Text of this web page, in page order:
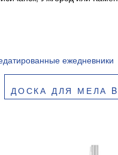
ежедневники
ДОСКА ДЛЯ МЕЛА